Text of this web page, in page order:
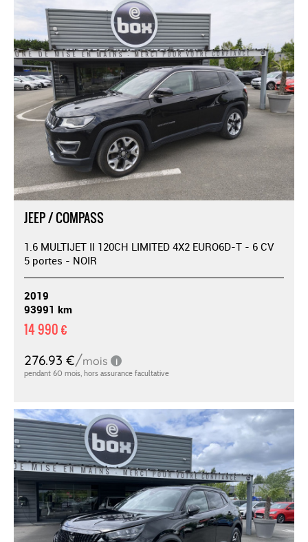
JEEP / COMPASS
1.6 MULTIJET II 120CH LIMITED 4X2 EURO6D-T - 6 CV
5 portes - NOIR
2019
93991 km
14 990 €